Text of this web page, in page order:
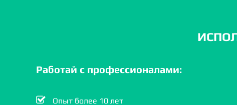
Работай с профессионалами:
Опыт более 10 лет